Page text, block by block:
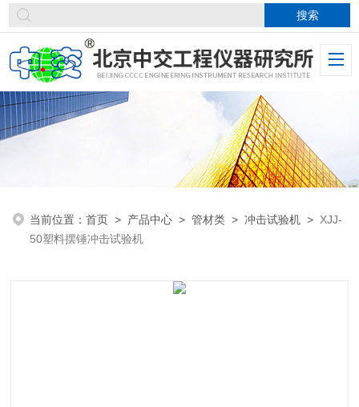
当前位置：首页 > 产品中心 >管材类 >冲击试验机 > XJJ-
50塑料摆锤冲击试验机